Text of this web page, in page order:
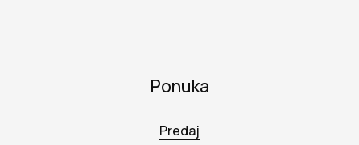
Ponuka
Predaj